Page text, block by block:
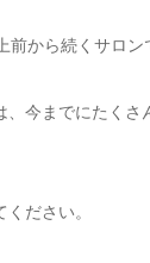
前から続くサロン
、今までにたくさ
ださい。